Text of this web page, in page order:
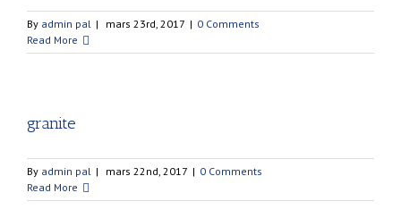
By admin pal | mars 23rd, 2017 | 0 Comments
Read More
granite
By admin pal | mars 22nd, 2017 | 0 Comments
Read More